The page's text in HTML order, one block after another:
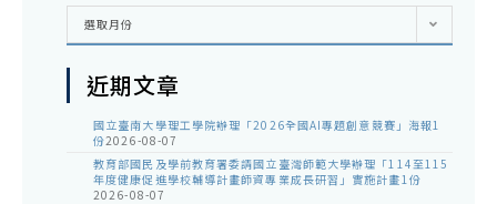
彙
選取月份
近期文章
國立臺南大學理工學院辦理「2026全國AI專題創意競賽」海報1
份2026-08-07
教育部國民及學前教育署委請國立臺灣師範大學辦理「114至115
年度健康促進學校輔導計畫師資專業成長研習」實施計畫1份
2026-08-07